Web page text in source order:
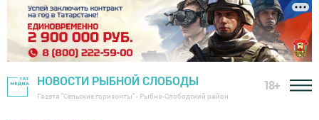
НОВОСТИ РЫБНОЙ СЛОБОДЫ
Газета "Сельские горизонты" - Рыбно-Слободский район
18+